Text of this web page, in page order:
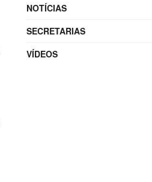
NOTÍCIAS
SECRETARIAS
VÍDEOS